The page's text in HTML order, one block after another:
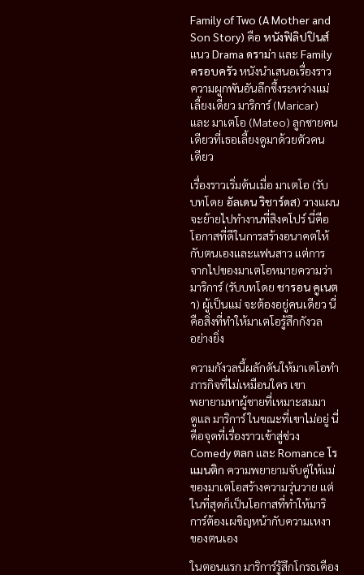
Family of Two (A Mother and
Son Story) คือ หนังฟิลิปปินส์
แนว Drama ดราม่า และ Family
ครอบครัว หนังนำเสนอเรื่องราว
ความผูกพันอันลึกซึ้งระหว่างแม่
เลี้ยงเดี่ยว มาริการ์ (Maricar)
และ มาเตโอ (Mateo) ลูกชายคน
เดียวที่เธอเลี้ยงดูมาด้วยตัวคน
เดียว
เรื่องราวเริ่มต้นเมื่อ มาเตโอ (รับ
บทโดย อัลเดน ริชาร์ดส) วางแผน
จะย้ายไปทำงานที่สิงคโปร์ นี่คือ
โอกาสที่ดีในการสร้างอนาคตให้
กับตนเองและแฟนสาว แต่การ
จากไปของมาเตโอหมายความว่า
มาริการ์ (รับบทโดย ชารอน คูเนต
า) ผู้เป็นแม่ จะต้องอยู่คนเดียว นี่
คือสิ่งที่ทำให้มาเตโอรู้สึกกังวล
อย่างยิ่ง
ความกังวลนี้ผลักดันให้มาเตโอทำ
ภารกิจที่ไม่เหมือนใคร เขา
พยายามหาผู้ชายที่เหมาะสมมา
ดูแล มาริการ์ ในขณะที่เขาไม่อยู่ นี่
คือจุดที่เรื่องราวเข้าสู่ช่วง
Comedy ตลก และ Romance โร
แมนติก ความพยายามจับคู่ให้แม่
ของมาเตโอสร้างความวุ่นวาย แต่
ในที่สุดก็เป็นโอกาสที่ทำให้มาริ
การ์ต้องเผชิญหน้ากับความเหงา
ของตนเอง
ในตอนแรก มาริการ์รู้สึกโกรธเคือง